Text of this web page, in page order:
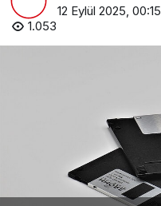
12 Eylül 2025, 00:15
1.053